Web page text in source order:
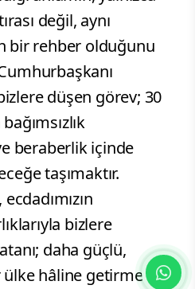
değil, aynı
bir rehber olduğunu
düşen görev; 30
beraberlik içinde
taşımaktır.
ecdadımızın
bizlere
daha güçlü,
hâline getirmek,